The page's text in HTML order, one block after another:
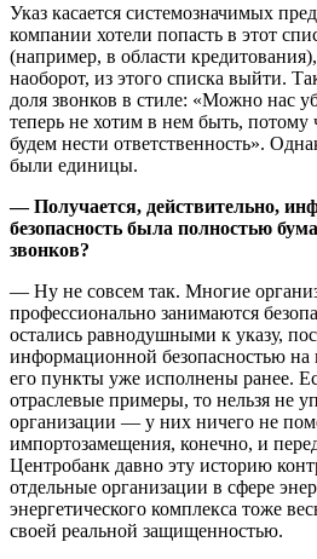
Указ касается системозначимых
компании хотели попасть в этот
(например, в области
наоборот, из этого списка выйти.
доля звонков в стиле: «Можно нас
теперь не хотим в нем быть,
будем нести ответственность».
были единицы.
— Получается, действительно,
безопасность была полностью
звонков?
— Ну не совсем так. Многие
профессионально занимаются
остались равнодушными к указу,
информационной безопасностью на
его пункты уже исполнены ранее.
отраслевые примеры, то нельзя не
организации — у них ничего не
импортозамещения, конечно, и
Центробанк давно эту историю
отдельные организации в сфере
энергетического комплекса тоже
своей реальной защищенностью.